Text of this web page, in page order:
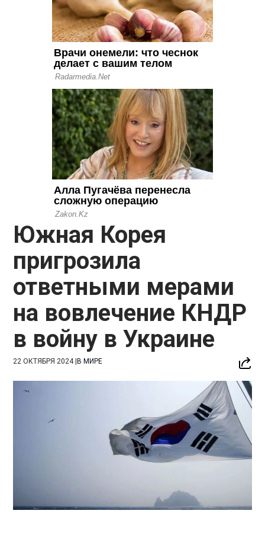
Южная Корея
пригрозила
ответными мерами
на вовлечение КНДР
в войну в Украине
22 ОКТЯБРЯ 2024|В МИРЕ